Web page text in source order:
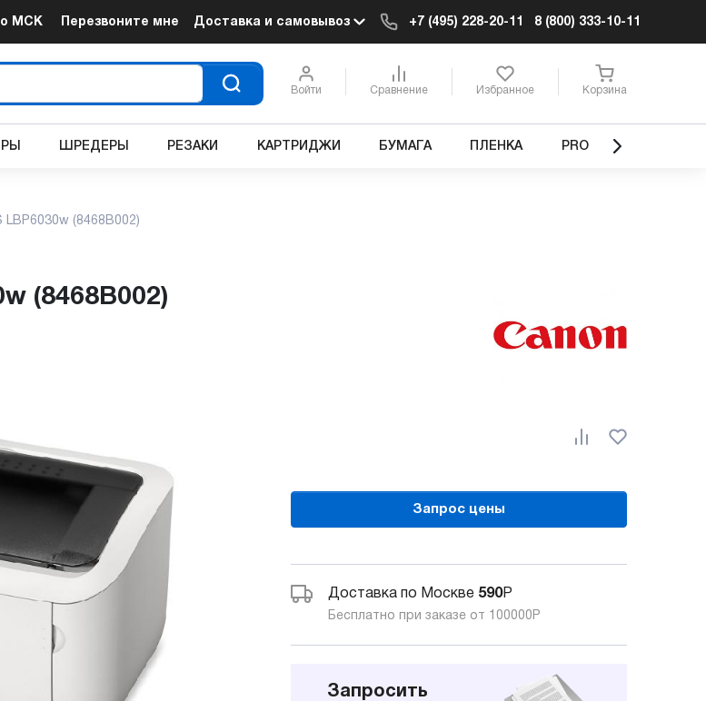
МСК Перезвоните мне Доставка и самовывоз +7 (495) 228-20-11 8 (800) 333-10-11
Войти Сравнение Избранное Корзина
ШРЕДЕРЫ РЕЗАКИ КАРТРИДЖИ БУМАГА ПЛЕНКА PRO
LBP6030w (8468B002)
(8468B002)
Запрос цены
Доставка по Москве 590Р
Бесплатно при заказе от 100000 Р
Запросить